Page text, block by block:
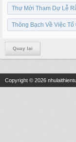
Thư Mời Tham Dự Lễ
Thông Bạch Về Việc
Quay lại
Copyright © 2026